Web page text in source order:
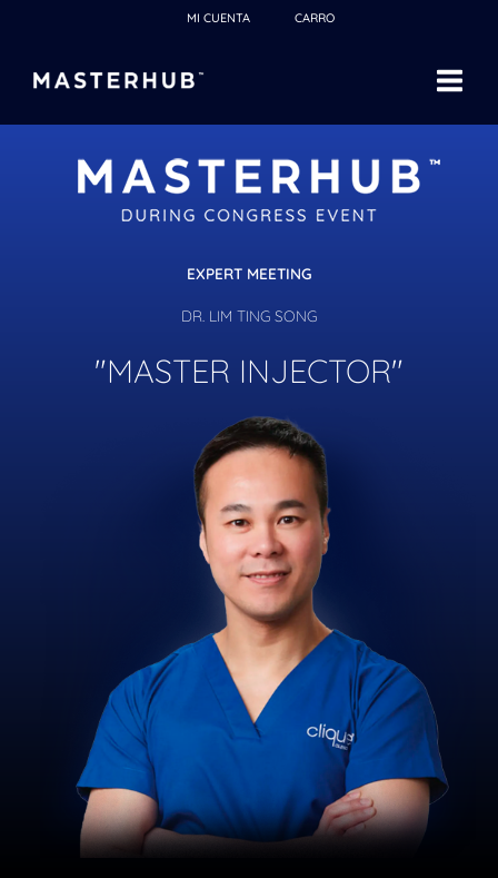
MI CUENTA CARRO
EXPERT MEETING
DR. LIM TING SONG
"MASTER INJECTOR"